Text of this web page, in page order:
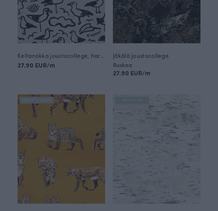
27.90 EUR/m
Jäkälä joustocollege
Ruskea
27.90 EUR/m